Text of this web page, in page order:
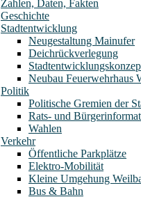
Zahlen, Daten, Fakten
Geschichte
Stadtentwicklung
Neugestaltung Mainufer
Deichrückverlegung
Neubau Feuerwehrhaus
Politik
Politische Gremien der
Rats- und
Wahlen
Verkehr
Öffentliche Parkplätze
Elektro-Mobilität
Kleine Umgehung
Bus & Bahn